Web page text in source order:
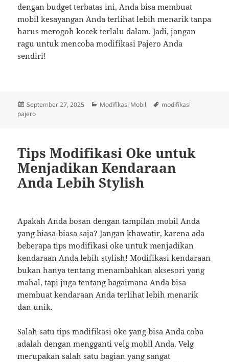
dengan budget terbatas ini, Anda bisa membuat
mobil kesayangan Anda terlihat lebih menarik tanpa
harus merogoh kocek terlalu dalam. Jadi, jangan
ragu untuk mencoba modifikasi Pajero Anda
sendiri!
Posted
on
September 27, 2025 Categories
Modifikasi Mobil Tags
modifikasi
pajero
Tips Modifikasi Oke untuk
Menjadikan Kendaraan
Anda Lebih Stylish
Apakah Anda bosan dengan tampilan mobil Anda
yang biasa-biasa saja? Jangan khawatir, karena ada
beberapa tips modifikasi oke untuk menjadikan
kendaraan Anda lebih stylish! Modifikasi kendaraan
bukan hanya tentang menambahkan aksesori yang
mahal, tapi juga tentang bagaimana Anda bisa
membuat kendaraan Anda terlihat lebih menarik
dan unik.
Salah satu tips modifikasi oke yang bisa Anda coba
adalah dengan mengganti velg mobil Anda. Velg
merupakan salah satu bagian yang sangat